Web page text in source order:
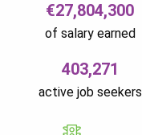
€27,804,300
of salary earned
403,271
active job seekers